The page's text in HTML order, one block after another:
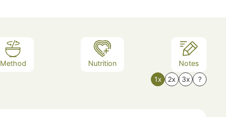
Method Nutrition Notes
1x 2x 3x ?